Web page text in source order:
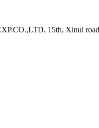
15th, Xinui